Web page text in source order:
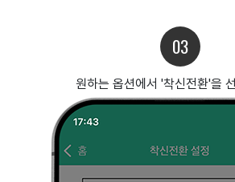
03
원하는 옵션에서 '착신전환'을